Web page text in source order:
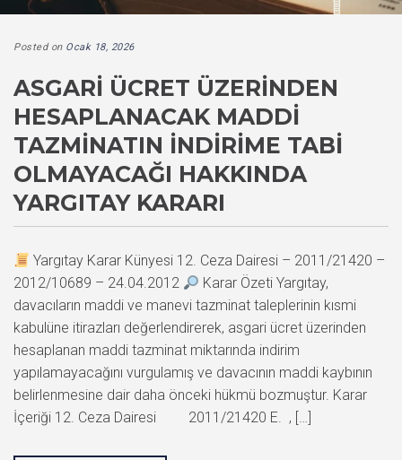
Posted on Ocak 18, 2026
ASGARI ÜCRET ÜZERINDEN
HESAPLANACAK MADDI
TAZMINATIN İNDIRIME TABI
OLMAYACAĞI HAKKINDA
YARGITAY KARARI
Yargıtay Karar Künyesi 12. Ceza Dairesi – 2011/21420 –
2012/10689 – 24.04.2012
Karar Özeti Yargıtay,
davacıların maddi ve manevi tazminat taleplerinin kısmi
kabulüne itirazları değerlendirerek, asgari ücret üzerinden
hesaplanan maddi tazminat miktarında indirim
yapılamayacağını vurgulamış ve davacının maddi kaybının
belirlenmesine dair daha önceki hükmü bozmuştur. Karar
İçeriği 12. Ceza Dairesi 2011/21420 E. , […]